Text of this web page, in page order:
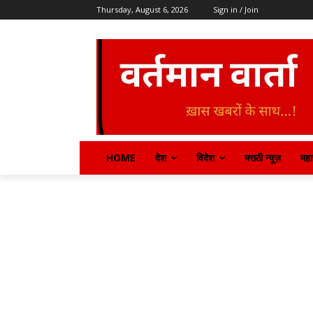
Thursday, August 6, 2026 Sign in / Join
HOME देश विदेश मराठी न्यूज़